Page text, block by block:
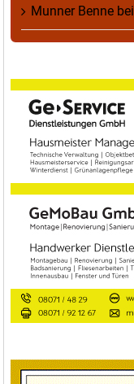
Munner Benne bei